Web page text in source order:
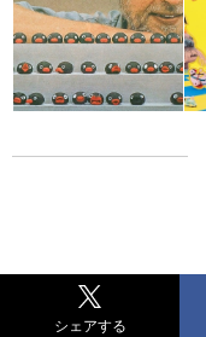
シェアする